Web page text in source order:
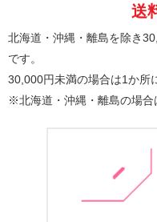
送
北海道・沖縄・離島を除き
です。
30,000円未満の場合は1か所
※北海道・沖縄・離島の場